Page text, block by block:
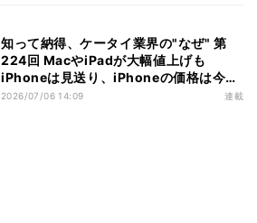
知って納得、ケータイ業界の"なぜ" 第
224回 MacやiPadが大幅値上げも
iPhoneは見送り、iPhoneの価格は今後
どうなるのか
2026/07/06 14:09 連載